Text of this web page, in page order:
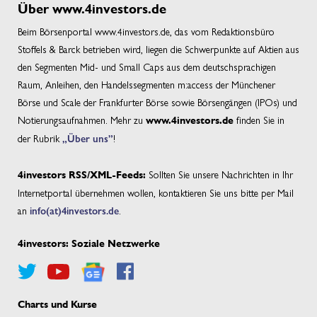
Über www.4investors.de
Beim Börsenportal www.4investors.de, das vom Redaktionsbüro
Stoffels & Barck betrieben wird, liegen die Schwerpunkte auf Aktien aus
den Segmenten Mid- und Small Caps aus dem deutschsprachigen
Raum, Anleihen, den Handelssegmenten m:access der Münchener
Börse und Scale der Frankfurter Börse sowie Börsengängen (IPOs) und
Notierungsaufnahmen. Mehr zu www.4investors.de finden Sie in
der Rubrik „Über uns”!
4investors RSS/XML-Feeds: Sollten Sie unsere Nachrichten in Ihr
Internetportal übernehmen wollen, kontaktieren Sie uns bitte per Mail
an info(at)4investors.de
4investors: Soziale Netzwerke
Charts und Kurse